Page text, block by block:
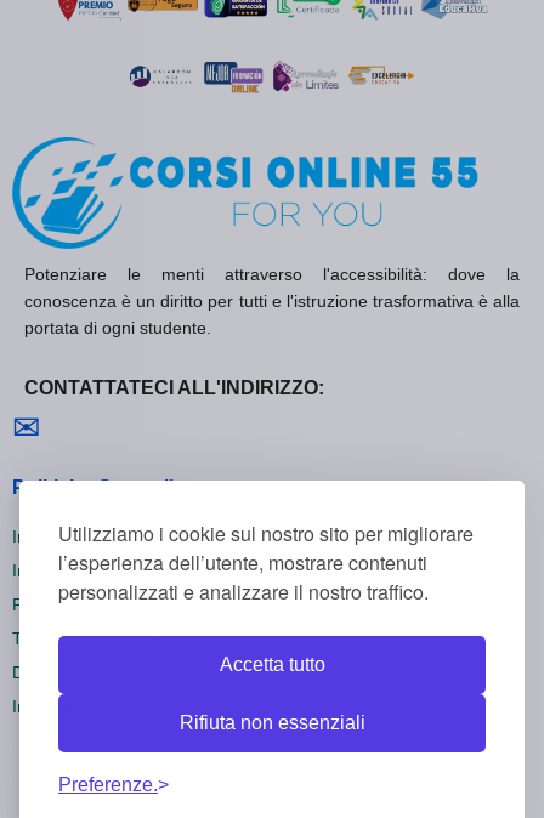
Utilizziamo i cookie sul nostro sito per migliorare
l’esperienza dell’utente, mostrare contenuti
personalizzati e analizzare il nostro traffico.
Accetta tutto
Rifiuta non essenziali
Preferenze.
Potenziare le menti attraverso l'accessibilità: dove la
conoscenza è un diritto per tutti e l'istruzione trasformativa è alla
portata di ogni studente.
CONTATTATECI ALL'INDIRIZZO:
✉
Politiche Generali
Informativa sulla Privacy
Informativa sui Cookie
Politica di Rimborso
Termini e Condizioni
Disiscriversi
Impostazioni dei cookie
Todos los derechos reservados CorsiOnline55 ©